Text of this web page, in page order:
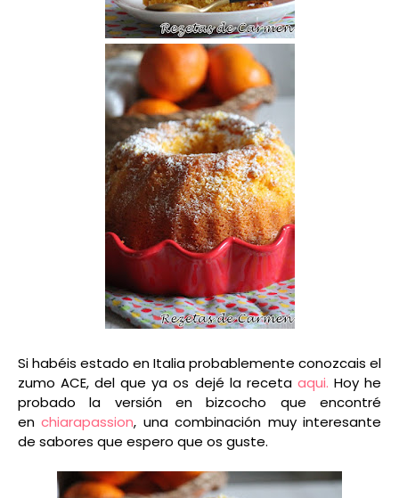
Si habéis estado en Italia probablemente conozcais el
zumo ACE, del que ya os dejé la receta aqui. Hoy he
probado la versión en bizcocho que encontré
enchiarapassion, una combinación muy interesante
de sabores que espero que os guste.